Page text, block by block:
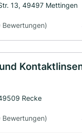
13, 49497 Mettingen
Bewertungen)
Recke
Bewertungen)